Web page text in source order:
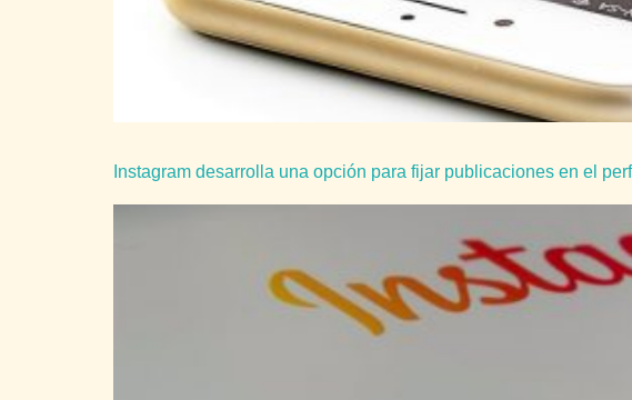
Instagram desarrolla una opción para fijar publicaciones en el